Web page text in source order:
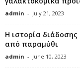
admin - July 21, 2023
Η ιστορία
από παραμύθι
admin - June 10, 2023